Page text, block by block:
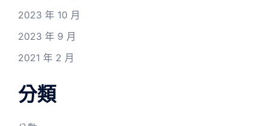
2023 年 10 月
2023 年 9 月
2021 年 2 月
分類